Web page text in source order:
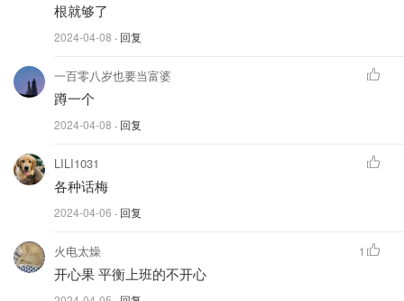
根就够了
2024-04-08 · 回复
一百零八岁也要当富婆
蹲一个
2024-04-08 · 回复
LILI1031
各种话梅
2024-04-06 · 回复
火电太燥
开心果 平衡上班的不开心
1